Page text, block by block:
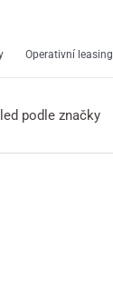
Operativní leasing
podle značky